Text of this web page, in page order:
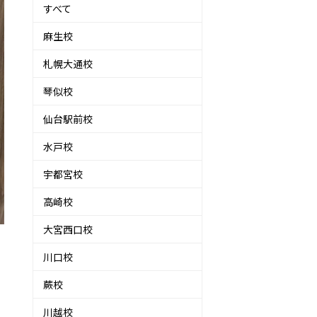
すべて
麻生校
札幌大通校
琴似校
仙台駅前校
水戸校
宇都宮校
高崎校
大宮西口校
川口校
蕨校
川越校